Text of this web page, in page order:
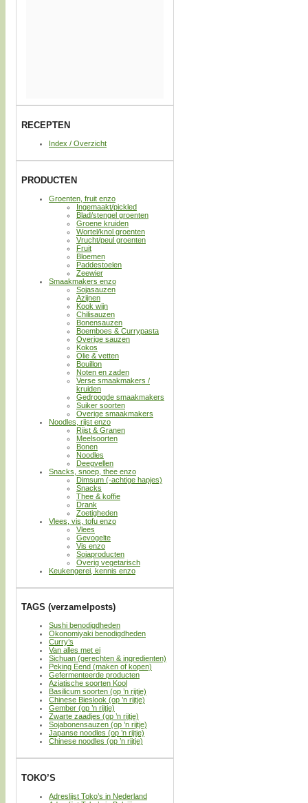
RECEPTEN
Index / Overzicht
PRODUCTEN
Groenten, fruit enzo
Ingemaakt/pickled
Blad/stengel groenten
Groene kruiden
Wortel/knol groenten
Vrucht/peul groenten
Fruit
Bloemen
Paddestoelen
Zeewier
Smaakmakers enzo
Sojasauzen
Azijnen
Kook wijn
Chilisauzen
Bonensauzen
Boemboes & Currypasta
Overige sauzen
Kokos
Olie & vetten
Bouillon
Noten en zaden
Verse smaakmakers /
kruiden
Gedroogde smaakmakers
Suiker soorten
Overige smaakmakers
Noodles, rijst enzo
Rijst & Granen
Meelsoorten
Bonen
Noodles
Deegvellen
Snacks, snoep, thee enzo
Dimsum (-achtige hapjes)
Snacks
Thee & koffie
Drank
Zoetigheden
Vlees, vis, tofu enzo
Vlees
Gevogelte
Vis enzo
Sojaproducten
Overig vegetarisch
Keukengerei, kennis enzo
TAGS (verzamelposts)
Sushi benodigdheden
Okonomiyaki benodigdheden
Curry’s
Van alles met ei
Sichuan (gerechten & ingredienten)
Peking Eend (maken of kopen)
Gefermenteerde producten
Aziatische soorten Kool
Basilicum soorten (op ’n rijtje)
Chinese Bieslook (op ’n rijtje)
Gember (op ’n rijtje)
Zwarte zaadjes (op ’n rijtje)
Sojabonensauzen (op ’n rijtje)
Japanse noodles (op ’n rijtje)
Chinese noodles (op ’n rijtje)
TOKO’S
Adreslijst Toko’s in Nederland